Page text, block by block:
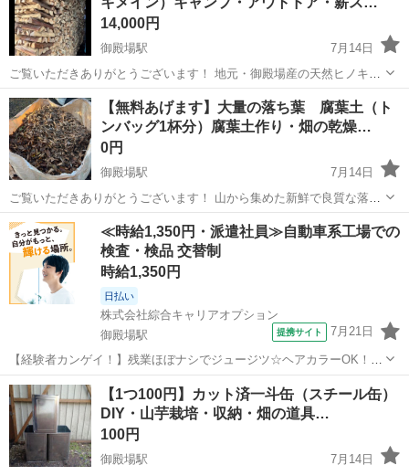
ジャーに適しています。
14,000円
御殿場駅
7月14日
ご覧いただきありがとうございます！ 地元・御殿場産の天然ヒノキを
メインに使用した、良質な針葉樹の薪（まき）です。 使いやすいサイ
ズ（35cm程度）に割り、じっくり乾燥させてあります。 【軽トラッ
ク1台分】（※アオリの高さ...
静岡 御殿場市 御殿場駅 その他 ヒノキ
⁠【無料あげます】大量の落ち葉 腐葉土（ト
ンバッグ1杯分）腐葉土作り・畑の乾燥…
0円
御殿場駅
7月14日
ご覧いただきありがとうございます！ 山から集めた新鮮で良質な落ち
葉です。 トンバッグに山盛り1杯分ございますが、この度【無料】で
お譲りいたします！ 家庭菜園の土作り、畑の乾燥・雑草防止、カブト
ムシなどの飼育など、様々な用...
静岡 御殿場市 御殿場駅 その他 落ち葉
≪時給1,350円・派遣社員≫自動車系工場での
検査・検品 交替制
時給1,350円
日払い
株式会社綜合キャリアオプション
御殿場駅
提携サイト 7月21日
【経験者カンゲイ！】残業ほぼナシでジュージツ☆ヘアカラーOK！
プラ製品の検品・箱詰め 【業務内容詳細】 自動車に欠かせない プラ
スチック製品 を製造するお仕事です。 お任せするのは、完成品の 検
品・箱詰め や、成形機の...
静岡 御殿場市 御殿場駅 その他
⁠【1つ100円】カット済一斗缶（スチール缶）
DIY・山芋栽培・収納・畑の道具…
100円
御殿場駅
7月14日